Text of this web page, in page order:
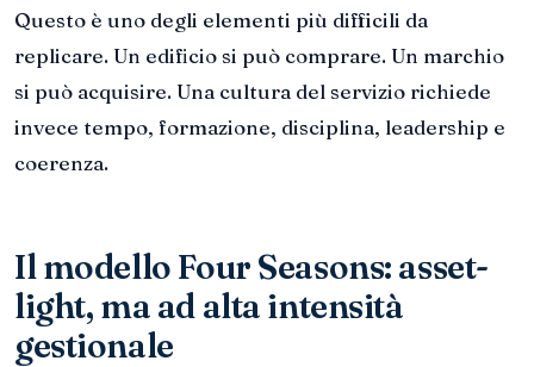
Questo è uno degli elementi più difficili da
replicare. Un edificio si può comprare. Un marchio
si può acquisire. Una cultura del servizio richiede
invece tempo, formazione, disciplina, leadership e
coerenza.
Il modello Four Seasons: asset-
light, ma ad alta intensità
gestionale